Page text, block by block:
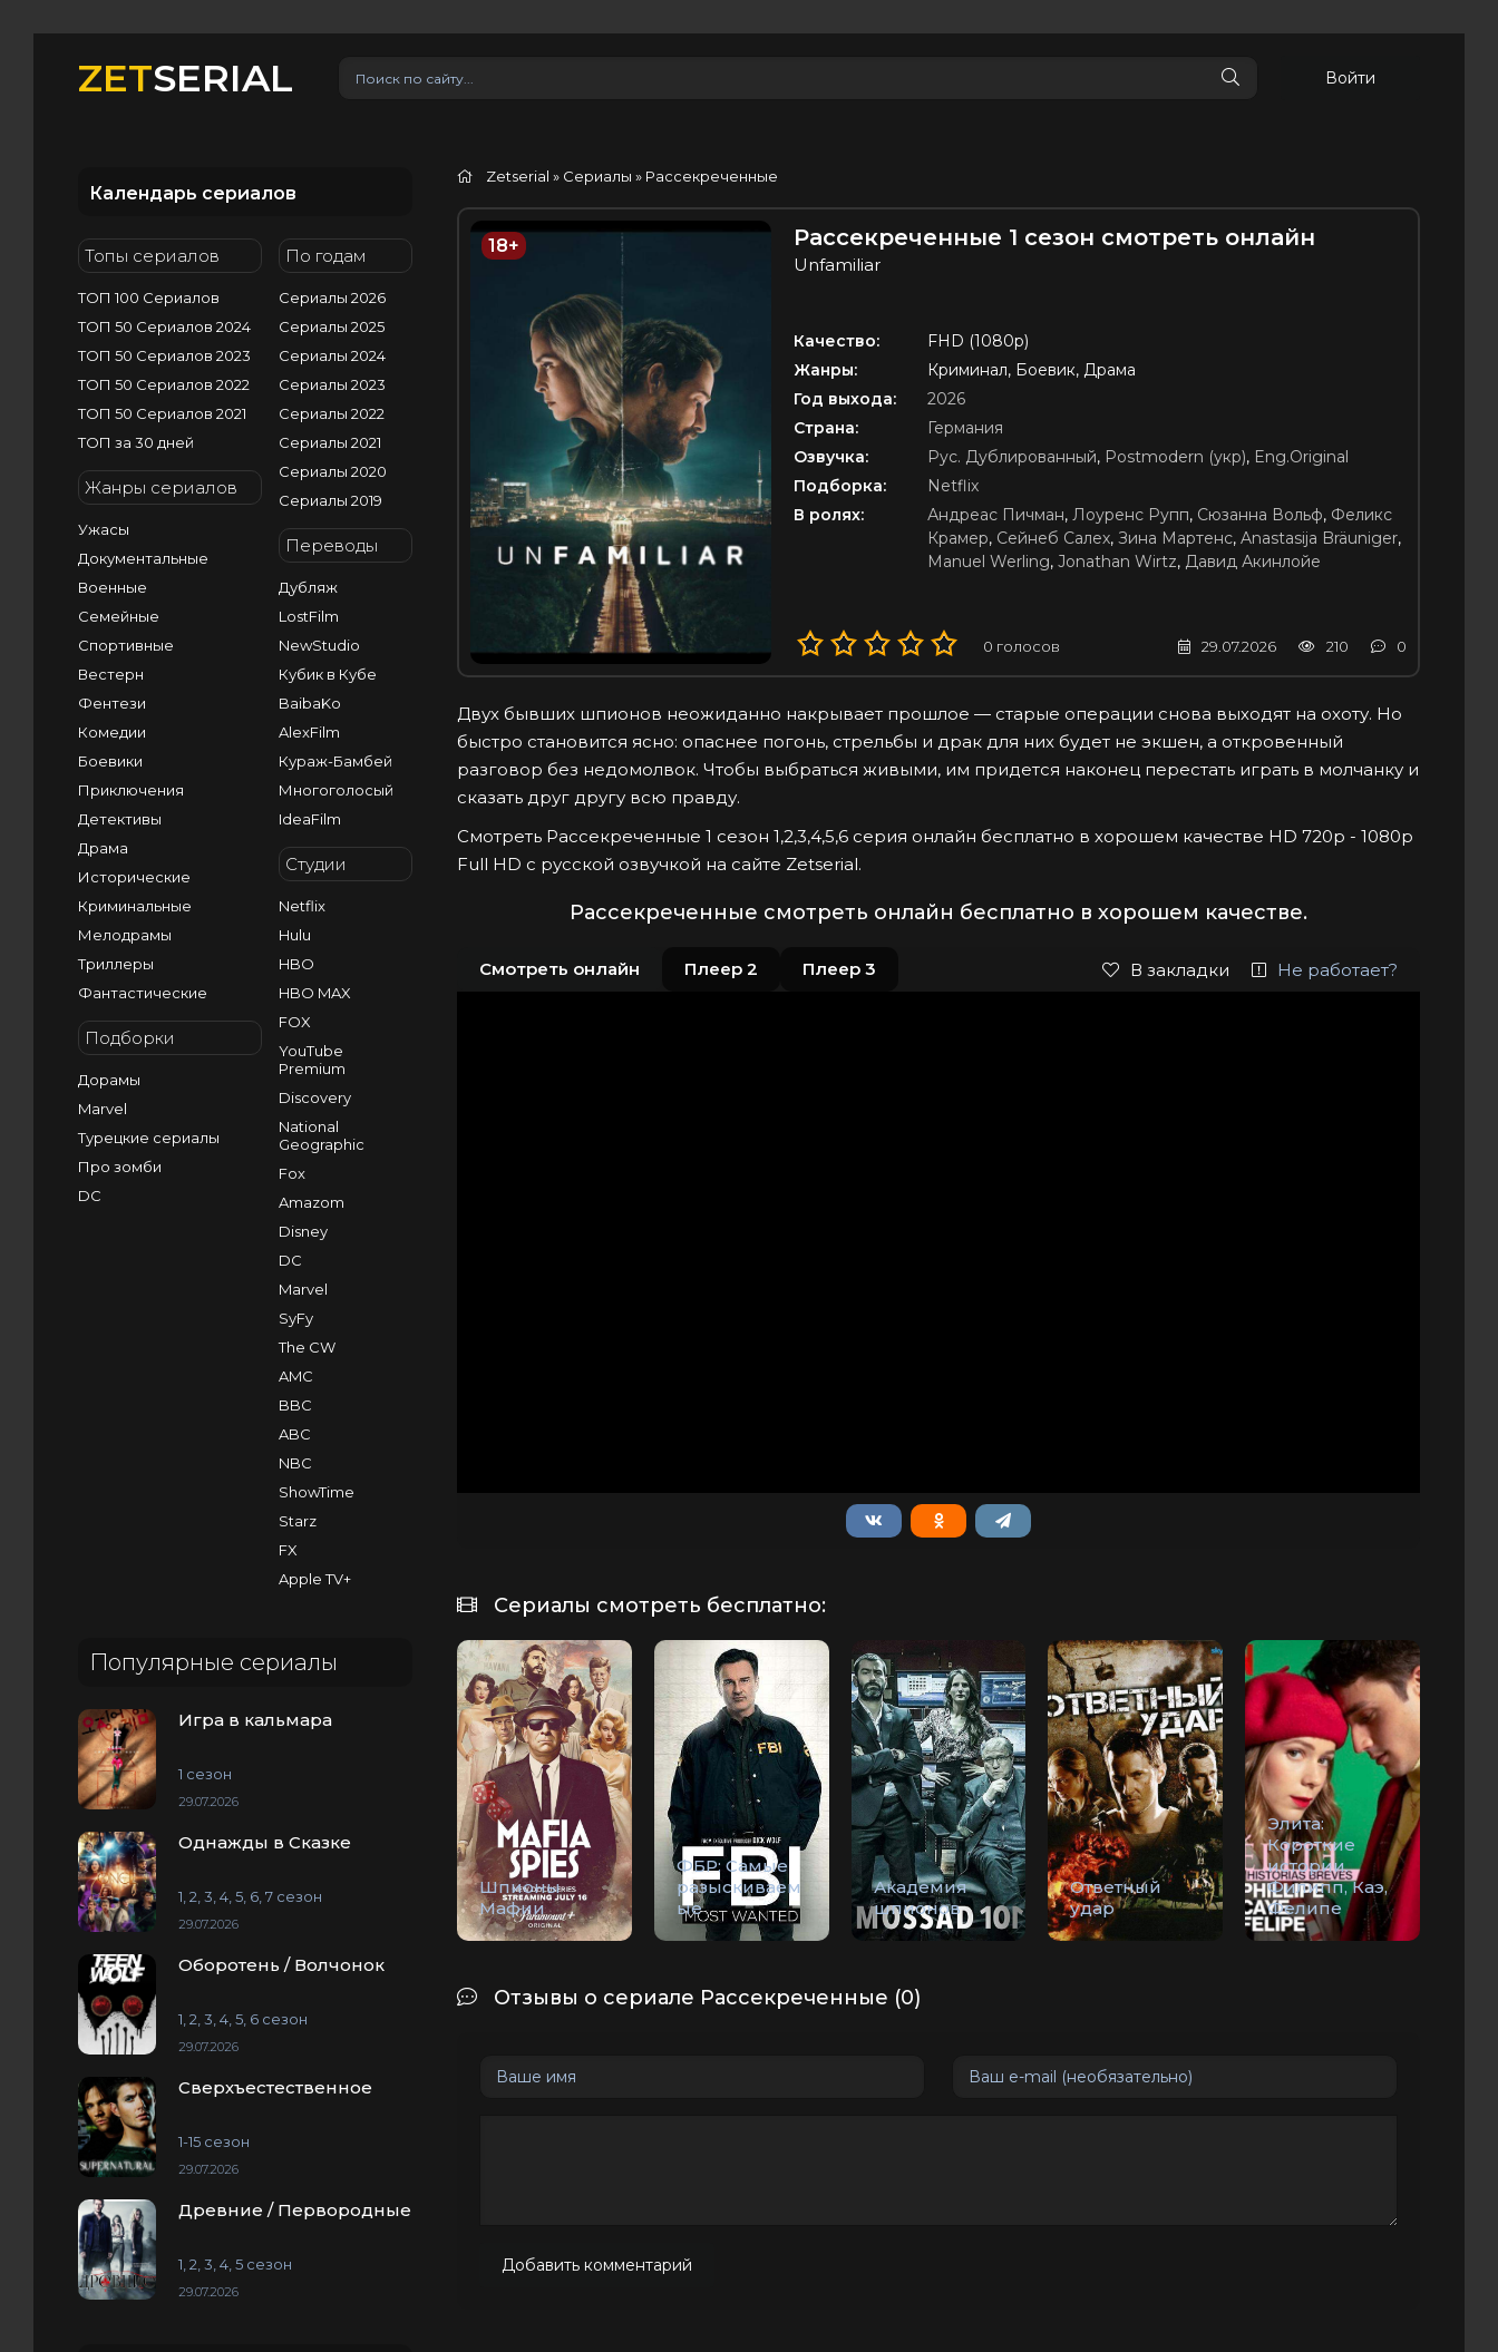
ZETSERIAL Войти
Календарь сериалов
Топы сериалов
ТОП 100 Сериалов
ТОП 50 Сериалов 2024
ТОП 50 Сериалов 2023
ТОП 50 Сериалов 2022
ТОП 50 Сериалов 2021
ТОП за 30 дней
Жанры сериалов
Ужасы
Документальные
Военные
Семейные
Спортивные
Вестерн
Фентези
Комедии
Боевики
Приключения
Детективы
Драма
Исторические
Криминальные
Мелодрамы
Триллеры
Фантастические
Подборки
Дорамы
Marvel
Турецкие сериалы
Про зомби
DC
По годам
Сериалы 2026
Сериалы 2025
Сериалы 2024
Сериалы 2023
Сериалы 2022
Сериалы 2021
Сериалы 2020
Сериалы 2019
Переводы
Дубляж
LostFilm
NewStudio
Кубик в Кубе
BaibaKo
AlexFilm
Кураж-Бамбей
Многоголосый
IdeaFilm
Студии
Netflix
Hulu
HBO
HBO MAX
FOX
YouTube
Premium
Discovery
National
Geographic
Fox
Amazom
Disney
DC
Marvel
SyFy
The CW
AMC
BBC
ABC
NBC
ShowTime
Starz
FX
Apple TV+
Популярные сериалы
Игра в кальмара
1 сезон
29.07.2026
Однажды в Сказке
1, 2, 3, 4, 5, 6, 7 сезон
29.07.2026
Оборотень / Волчонок
1, 2, 3, 4, 5, 6 сезон
29.07.2026
Сверхъестественное
1-15 сезон
29.07.2026
Древние / Первородные
1, 2, 3, 4, 5 сезон
29.07.2026
Zetserial » Сериалы » Рассекреченные
18+ Рассекреченные 1 сезон смотреть онлайн
Unfamiliar
Качество:
FHD (1080p)
Жанры:
Криминал, Боевик, Драма
Год выхода:
2026
Страна:
Германия
Озвучка:
Рус. Дублированный, Postmodern (укр), Eng.Original
Подборка:
Netflix
В ролях:
Андреас Пичман, Лоуренс Рупп, Сюзанна Вольф, Феликс
Крамер, Сейнеб Салех, Зина Мартенс, Anastasija Bräuniger,
Manuel Werling, Jonathan Wirtz, Давид Акинлойе
0 голосов 29.07.2026 210 0
Двух бывших шпионов неожиданно накрывает прошлое — старые операции снова выходят на охоту. Но
быстро становится ясно: опаснее погонь, стрельбы и драк для них будет не экшен, а откровенный
разговор без недомолвок. Чтобы выбраться живыми, им придется наконец перестать играть в молчанку и
сказать друг другу всю правду.
Смотреть Рассекреченные 1 сезон 1,2,3,4,5,6 серия онлайн бесплатно в хорошем качестве HD 720p - 1080p
Full HD с русской озвучкой на сайте Zetserial.
Рассекреченные смотреть онлайн бесплатно в хорошем качестве.
Смотреть онлайн Плеер 2 Плеер 3 В закладки Не работает?
Сериалы смотреть бесплатно:
Шпионы
Мафии
ФБР: Самые
разыскиваем
ые
Академия
шпионов
Ответный
удар
Элита:
Короткие
истории.
Филипп, Каэ,
Фелипе
Отзывы о сериале Рассекреченные (0)
Добавить комментарий